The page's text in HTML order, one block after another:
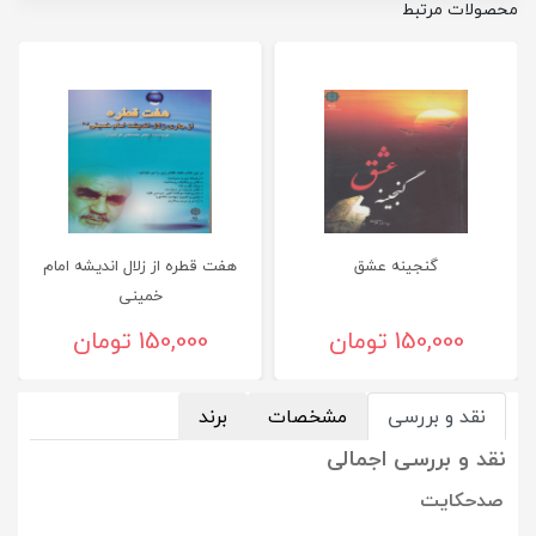
محصولات مرتبط
گنجینه عشق
150,000 تومان
هفت قطره از زلال اندیشه امام
خمینی
150,000 تومان
نقد و بررسی مشخصات برند
نقد و بررسی اجمالی
صدحکایت